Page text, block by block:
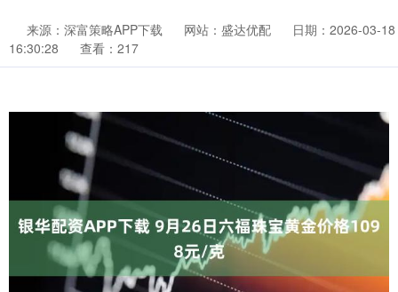
来源：深富策略APP下载 网站：盛达优配
日期：2026-03-18
16:30:28
查看：217